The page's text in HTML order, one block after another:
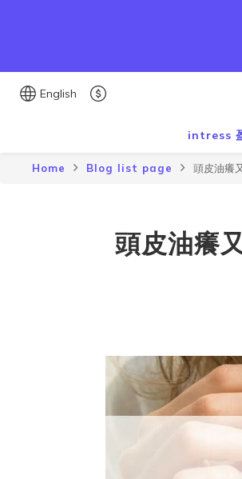
English
intress
Home Blog list page 頭皮油癢
頭皮油癢